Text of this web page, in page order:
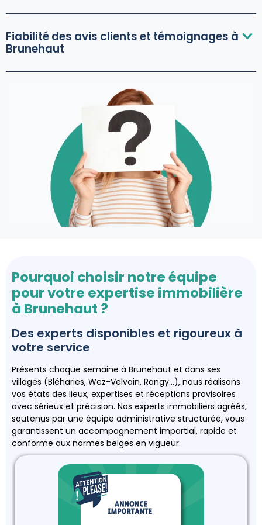
Fiabilité des avis clients et témoignages à
Brunehaut
Pourquoi choisir notre équipe
pour votre expertise immobilière
à Brunehaut ?
Des experts disponibles et rigoureux à
votre service
Présents chaque semaine à Brunehaut et dans ses
villages (Bléharies, Wez-Velvain, Rongy…), nous réalisons
vos états des lieux, expertises et réceptions provisoires
avec sérieux et précision. Nos experts immobiliers agréés,
soutenus par une équipe administrative structurée, vous
garantissent un accompagnement impartial, rapide et
conforme aux normes belges en vigueur.